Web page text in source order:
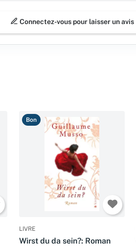
Connectez-vous pour laisser un avis
Bon
LIVRE
Wirst du da sein?: Roman